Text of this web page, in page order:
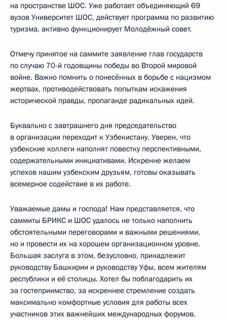
на пространстве ШОС. Уже работает объединяющий 69
вузов Университет ШОС, действует программа по развитию
туризма, активно функционирует Молодёжный совет.
Отмечу принятое на саммите заявление глав государств
по случаю 70-й годовщины победы во Второй мировой
войне. Важно помнить о понесённых в борьбе с нацизмом
жертвах, противодействовать попыткам искажения
исторической правды, пропаганде радикальных идей.
Буквально с завтрашнего дня председательство
в организации переходит к Узбекистану. Уверен, что
узбекские коллеги наполнят повестку перспективными,
содержательными инициативами. Искренне желаем
успехов нашим узбекским друзьям, готовы оказывать
всемерное содействие в их работе.
Уважаемые дамы и господа! Нам представляется, что
саммиты БРИКС и ШОС удалось не только наполнить
обстоятельными переговорами и важными решениями,
но и провести их на хорошем организационном уровне.
Большая заслуга в этом, безусловно, принадлежит
руководству Башкирии и руководству Уфы, всем жителям
республики и её столицы. Хотел бы поблагодарить их
за гостеприимство, за искреннее стремление создать
максимально комфортные условия для работы всех
участников этих важнейших международных форумов.